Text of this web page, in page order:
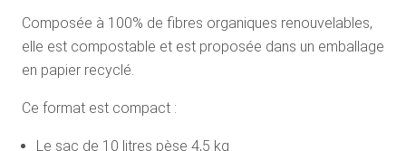
Composée à 100% de fibres organiques renouvelables,
elle est compostable et est proposée dans un emballage
en papier recyclé.
Ce format est compact :
Le sac de 10 litres pèse 4,5 kg